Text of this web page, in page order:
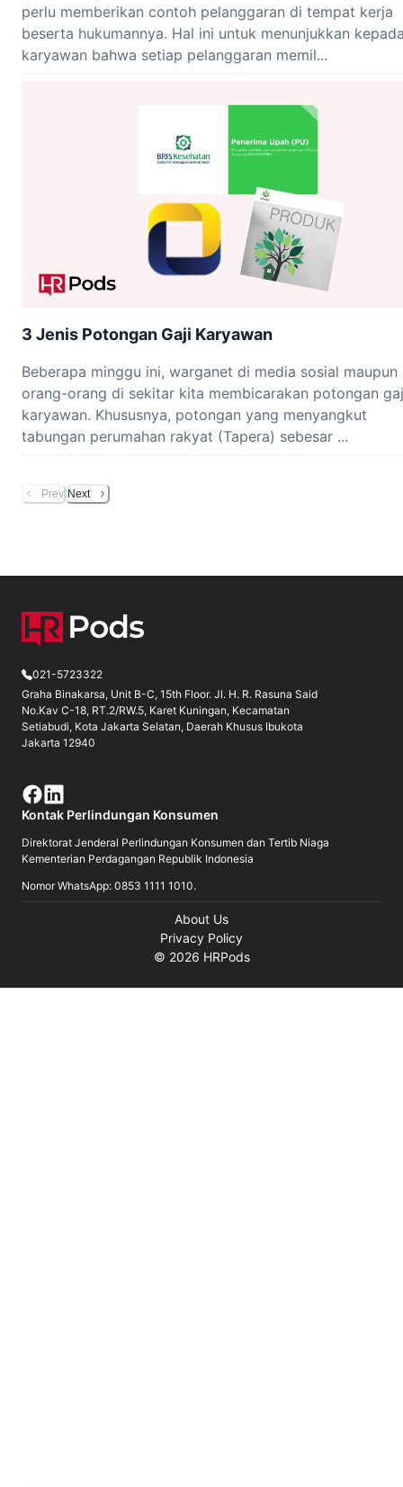
perlu memberikan contoh pelanggaran di tempat kerja
beserta hukumannya. Hal ini untuk menunjukkan
karyawan bahwa setiap pelanggaran memil...
3 Jenis Potongan Gaji Karyawan
Beberapa minggu ini, warganet di media sosial maupun
orang-orang di sekitar kita membicarakan potongan
karyawan. Khususnya, potongan yang menyangkut
tabungan perumahan rakyat (Tapera) sebesar ...
Prev Next
021-5723322
Graha Binakarsa, Unit B-C, 15th Floor. Jl. H. R. Rasuna Said
No.Kav C-18, RT.2/RW.5, Karet Kuningan, Kecamatan
Setiabudi, Kota Jakarta Selatan, Daerah Khusus Ibukota
Jakarta 12940
Kontak Perlindungan Konsumen
Direktorat Jenderal Perlindungan Konsumen dan Tertib Niaga
Kementerian Perdagangan Republik Indonesia
Nomor WhatsApp: 0853 1111 1010.
About Us
Privacy Policy
© 2026 HRPods